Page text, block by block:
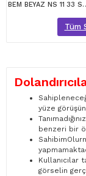
BEM BEYAZ
Tüm
yüze
benzeri bir
Kullanıcılar
görselin